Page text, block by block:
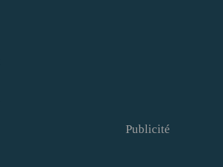
Publicité